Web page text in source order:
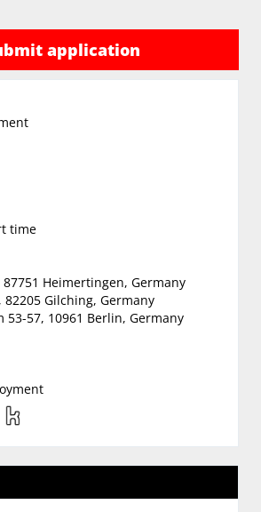
application
time
Heimertingen, Germany
Gilching, Germany
53-57, 10961 Berlin, Germany